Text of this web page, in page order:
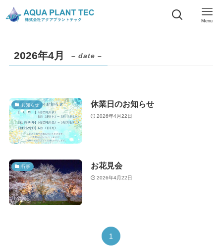
Menu
2026年4月 – date –
お知らせ 休業日のお知らせ
2026年4月22日
行事 お花見会
2026年4月22日
1